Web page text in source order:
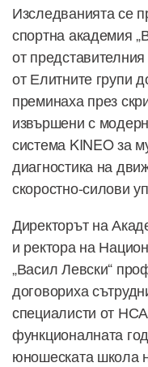
Изследванията се
спортна академия
от
от Елитните групи
преминаха през
извършени с
система KINEO за
диагностика на
скоростно-силови
Директорът на
и ректора на
„Васил Левски“
договориха
специалисти от
функционалната
юношеската школа